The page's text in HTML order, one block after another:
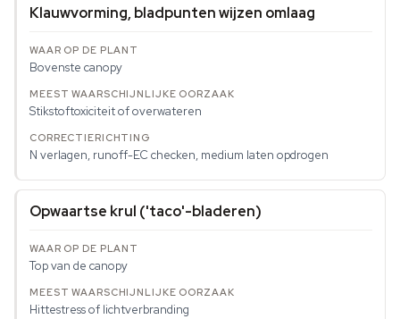
Klauwvorming, bladpunten wijzen omlaag
Bovenste canopy
Stikstoftoxiciteit of overwateren
N verlagen, runoff-EC checken, medium laten opdrogen
Opwaartse krul ('taco'-bladeren)
Top van de canopy
Hittestress of lichtverbranding